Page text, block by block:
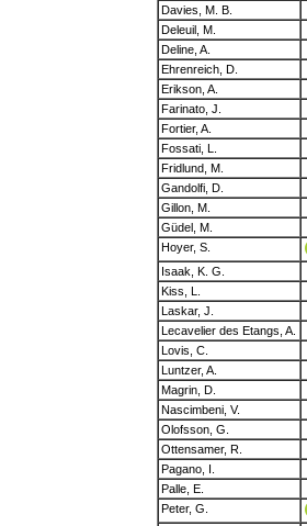
Davies, M. B.
Deleuil, M.
Deline, A.
Ehrenreich, D.
Erikson, A.
Farinato, J.
Fortier, A.
Fossati, L.
Fridlund, M.
Gandolfi, D.
Gillon, M.
Güdel, M.
Hoyer, S.
Isaak, K. G.
Kiss, L.
Laskar, J.
Lecavelier des Etangs, A.
Lovis, C.
Luntzer, A.
Magrin, D.
Nascimbeni, V.
Olofsson, G.
Ottensamer, R.
Pagano, I.
Palle, E.
Peter, G.